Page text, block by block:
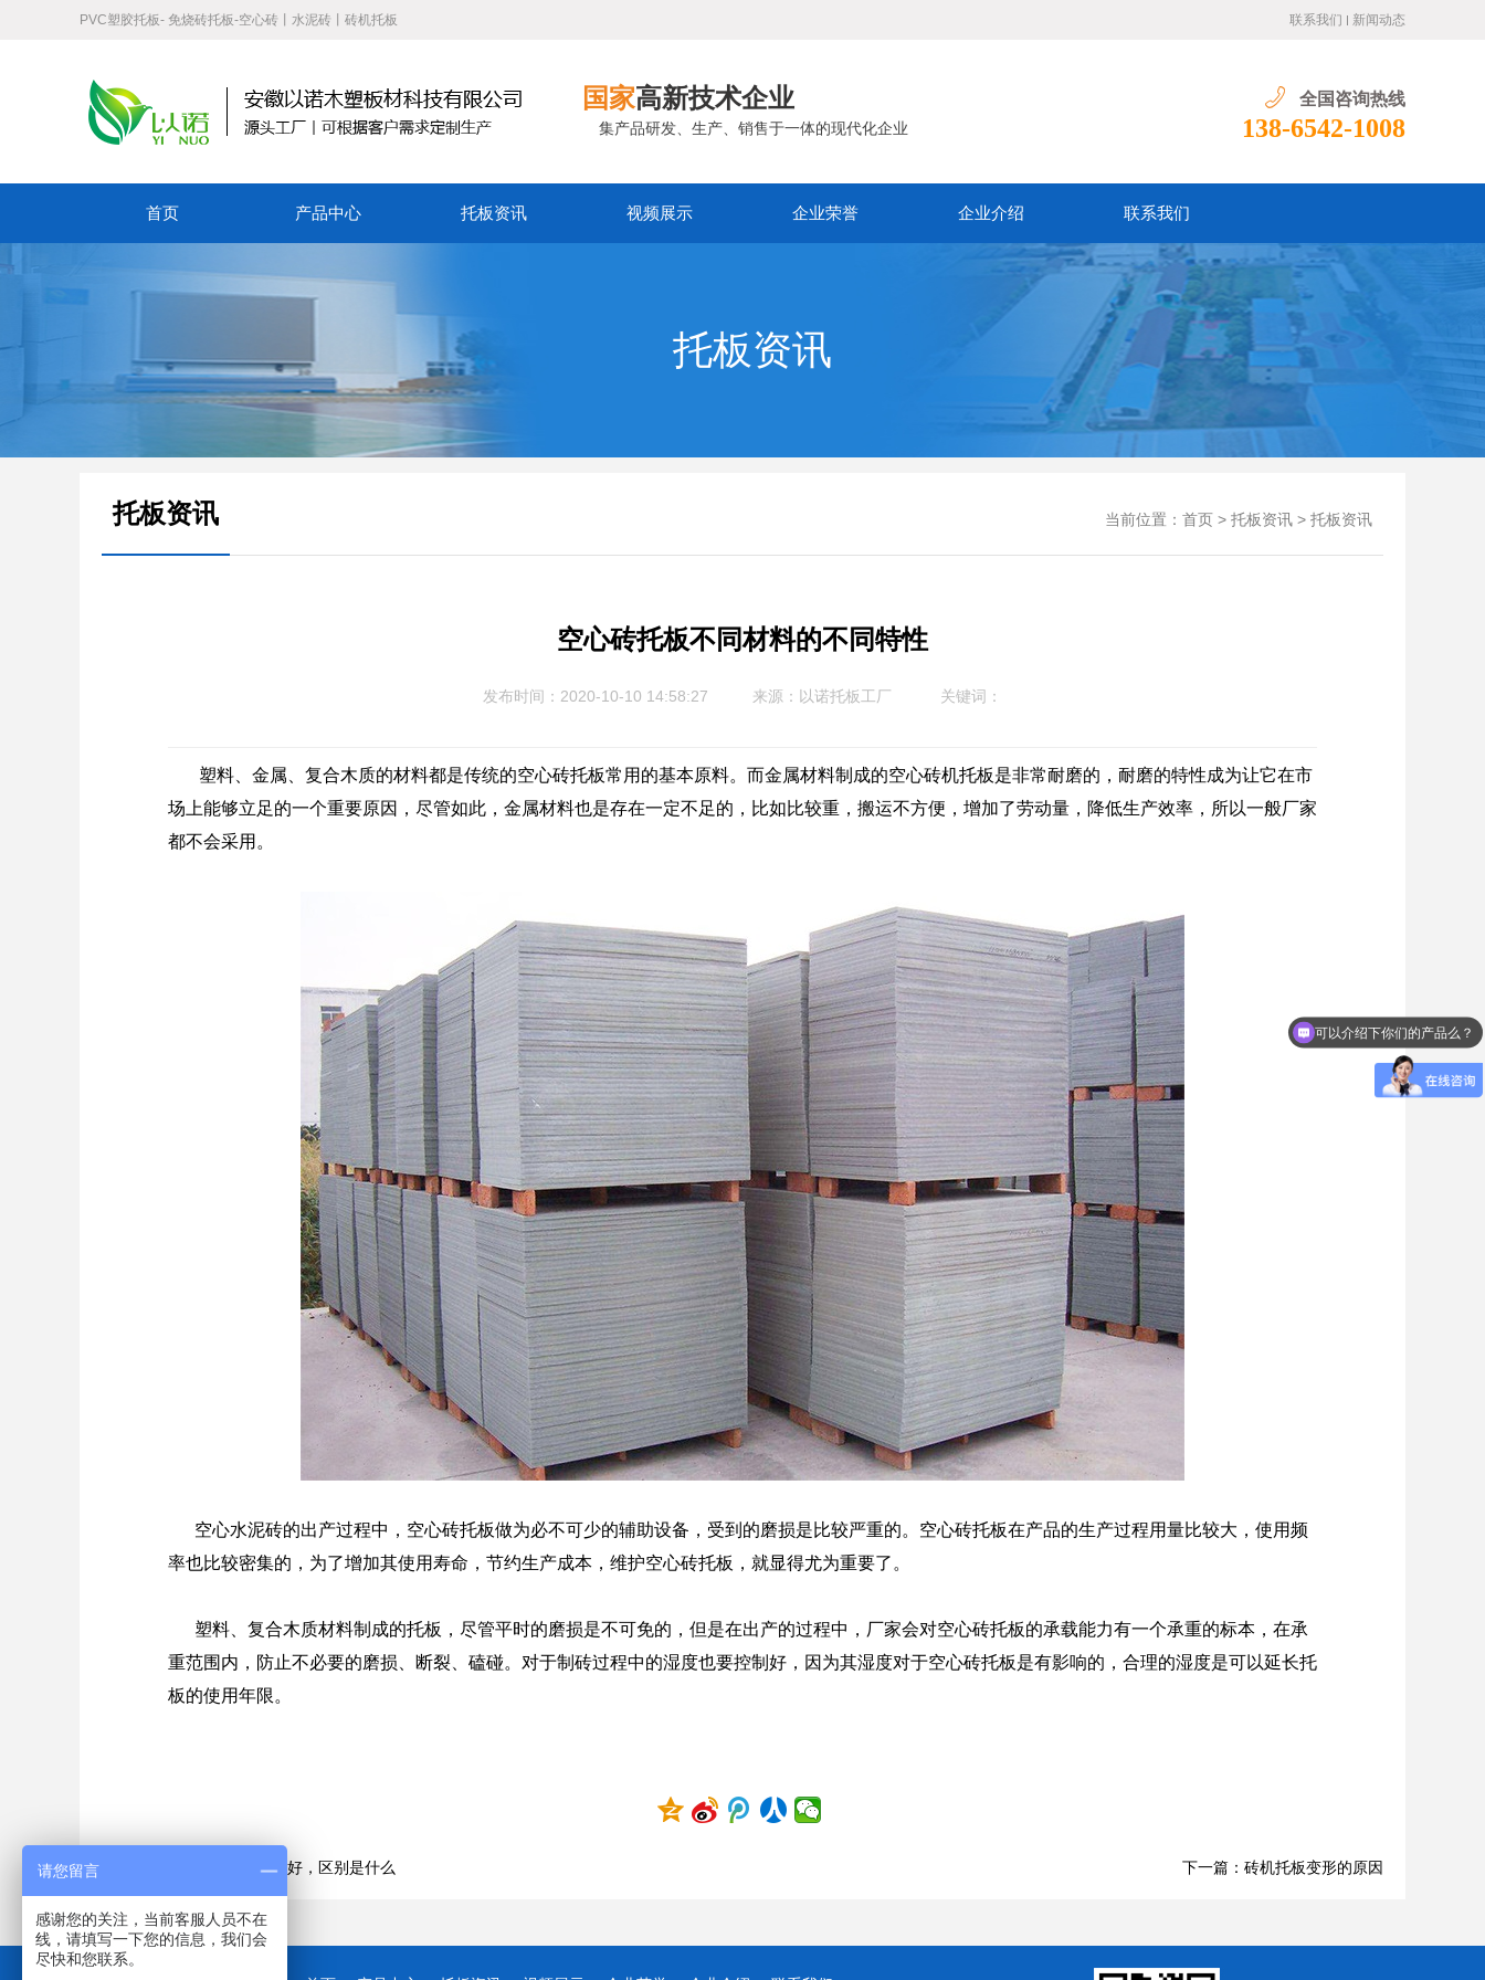
PVC塑胶托板- 免烧砖托板-空心砖丨水泥砖丨砖机托板 联系我们 新闻动态
国家高新技术企业
集产品研发、生产、销售于一体的现代化企业
全国咨询热线
138-6542-1008
首页 产品中心 托板资讯 视频展示 企业荣誉 企业介绍 联系我们
托板资讯
托板资讯 当前位置： 首页 > 托板资讯 > 托板资讯
空心砖托板不同材料的不同特性
发布时间：2020-10-10 14:58:27 来源：以诺托板工厂 关键词：
塑料、金属、复合木质的材料都是传统的空心砖托板常用的基本原料。而金属材料制成的空心砖机托板是非常耐磨的，耐磨的特性成为让它在市
场上能够立足的一个重要原因，尽管如此，金属材料也是存在一定不足的，比如比较重，搬运不方便，增加了劳动量，降低生产效率，所以一般厂家
都不会采用。
空心水泥砖的出产过程中，空心砖托板做为必不可少的辅助设备，受到的磨损是比较严重的。空心砖托板在产品的生产过程用量比较大，使用频
率也比较密集的，为了增加其使用寿命，节约生产成本，维护空心砖托板，就显得尤为重要了。
塑料、复合木质材料制成的托板，尽管平时的磨损是不可免的，但是在出产的过程中，厂家会对空心砖托板的承载能力有一个承重的标本，在承
重范围内，防止不必要的磨损、断裂、磕碰。对于制砖过程中的湿度也要控制好，因为其湿度对于空心砖托板是有影响的，合理的湿度是可以延长托
板的使用年限。
上一篇：水泥砖和红砖哪个好，区别是什么 下一篇：砖机托板变形的原因
可以介绍下你们的产品么？
请您留言
感谢您的关注，当前客服人员不在
线，请填写一下您的信息，我们会
尽快和您联系。